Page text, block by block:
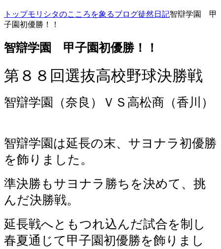
トップモリシタの​こころを​象る​ブログ徒然日記智辯学園 甲
子園初優勝！！
智辯学園 甲子園初優勝！！
第８８回選抜高校野球決勝戦
智辯学園（奈良）ＶＳ高松商（香川）
智辯学園は延長の末、サヨナラ初優勝
を飾りました。
準決勝もサヨナラ勝ちを決めて、挑
んだ決勝戦。
延長戦へともつれ込んだ試合を制し
春夏通じて甲子園初優勝を飾りまし